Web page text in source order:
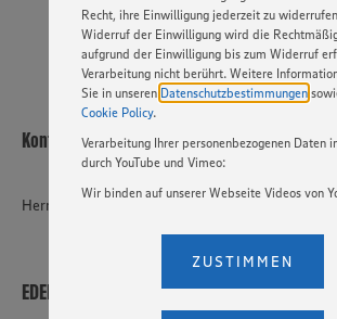
Recht, ihre Einwilligung jederzeit zu
Widerruf der Einwilligung wird die
aufgrund der Einwilligung bis zum Widerruf
Verarbeitung nicht berührt. Weitere
Sie in unseren Datenschutzbestimmungen
Cookie Policy.
Verarbeitung Ihrer personenbezogenen Daten
durch YouTube und Vimeo:
Wir binden auf unserer Webseite Videos von
Einstellungen bezüglich YouTube und Vimeo zu
ein, dass Ihre Daten (IP-Adresse, Zeitstempel,
Nutzerverhalten auf unserer Webseite) an die
Dienste YouTube und Vimeo in den USA
ZUSTIMMEN
PER WHATSAPP
Kontakt
Herr Ronny Schwaß
EDEKA Foodservice Stiftung & Co. KG